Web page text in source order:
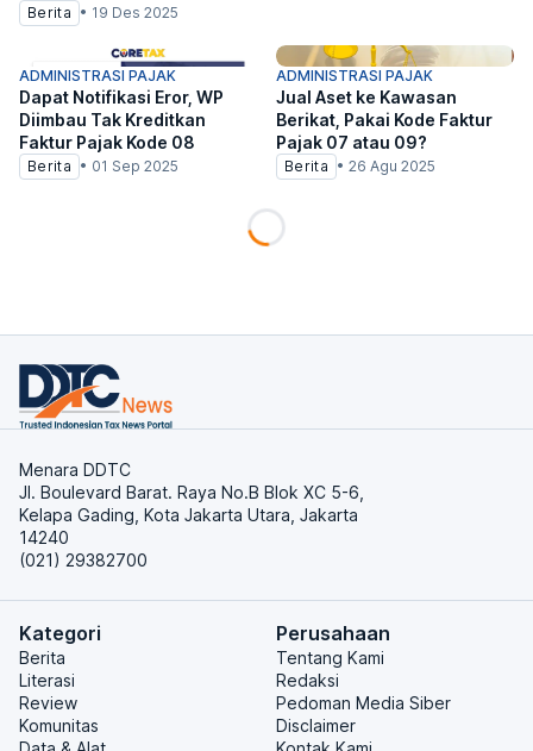
Berita • 19 Des 2025
ADMINISTRASI PAJAK
Dapat Notifikasi Eror, WP
Diimbau Tak Kreditkan
Faktur Pajak Kode 08
Berita • 01 Sep 2025
ADMINISTRASI PAJAK
Jual Aset ke Kawasan
Berikat, Pakai Kode Faktur
Pajak 07 atau 09?
Berita • 26 Agu 2025
Menara DDTC
Jl. Boulevard Barat. Raya No.B Blok XC 5-6,
Kelapa Gading, Kota Jakarta Utara, Jakarta
14240
(021) 29382700
Kategori
Berita
Literasi
Review
Komunitas
Perusahaan
Tentang Kami
Redaksi
Pedoman Media Siber
Disclaimer